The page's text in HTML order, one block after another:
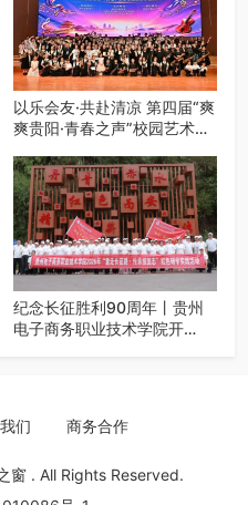
以乐会友·共赴清凉 第四届“爽
爽贵阳·青春之声”校园艺术交
纪念长征胜利90周年丨贵州
电子商务职业技术学院开
们 商务合作
窗 . All Rights Reserved.